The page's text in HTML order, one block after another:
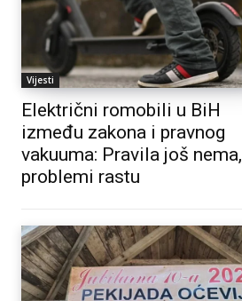
Vijesti
Električni romobili u BiH
između zakona i pravnog
vakuuma: Pravila još nema,
problemi rastu